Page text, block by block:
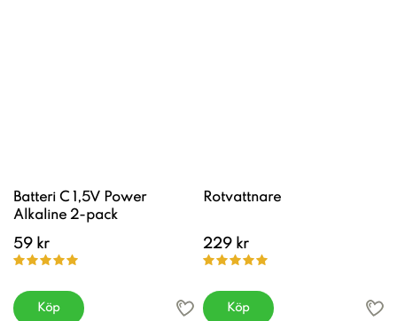
Batteri C 1,5V Power
Alkaline 2-pack
59 kr
Köp
Rotvattnare
229 kr
Köp